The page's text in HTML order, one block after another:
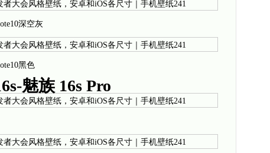
深空灰
黑色
魅族 16s Pro